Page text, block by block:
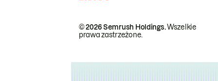
© 2026 Semrush Holdings.Wszelkie
prawa zastrzeżone.